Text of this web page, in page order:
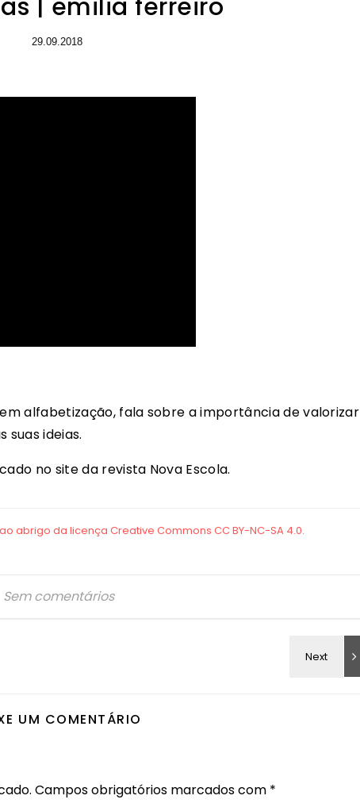
| emilia ferreiro
29.09.2018
alfabetização, fala sobre a importância de valorizar
suas ideias.
no site da revista Nova Escola.
Sem comentários
UM COMENTÁRIO
Campos obrigatórios marcados com *